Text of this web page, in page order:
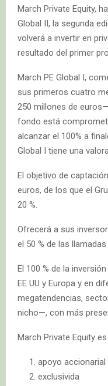
March Private Equity,
Global II, la segunda
volverá a invertir en
resultado del primer
March PE Global I,
sus primeros cuatro
250 millones de
fondo está
alcanzar el 100% a
Global I tiene una
El objetivo de
euros, de los que el
20 %.
Ofrecerá a sus
el 50 % de las llamadas
El 100 % de la
EE UU y Europa y en
megatendencias,
nicho—, con más
March Private Equity es
apoyo accionarial
exclusivida